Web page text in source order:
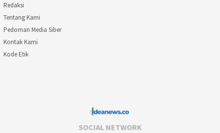
Redaksi
Tentang Kami
Pedoman Media Siber
Kontak Kami
Kode Etik
SOCIAL NETWORK